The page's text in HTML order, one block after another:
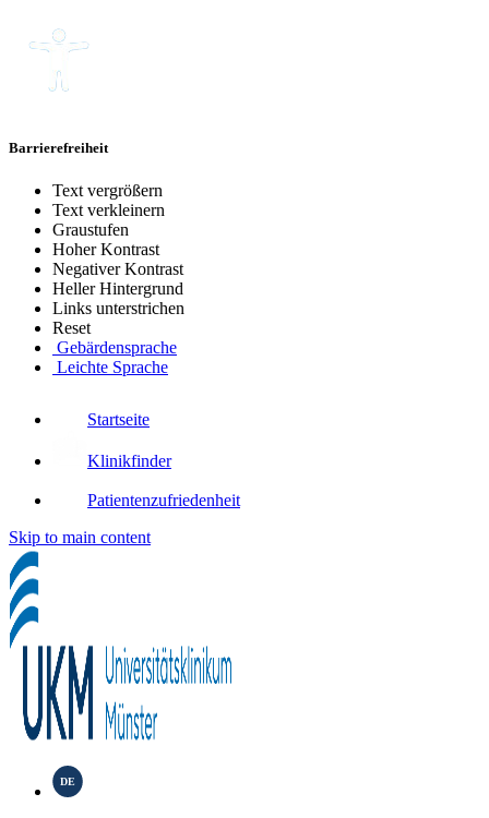
Barrierefreiheit
Text vergrößern
Text verkleinern
Graustufen
Hoher Kontrast
Negativer Kontrast
Heller Hintergrund
Links unterstrichen
Reset
Gebärdensprache
Leichte Sprache
Startseite
Klinikfinder
Patientenzufriedenheit
Skip to main content
DE